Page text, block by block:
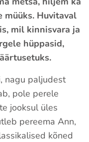
müüks. Huvitaval
mil kinnisvara ja
hüppasid,
nagu paljudest
pole perele
jooksul üles
pereema Ann,
kõned